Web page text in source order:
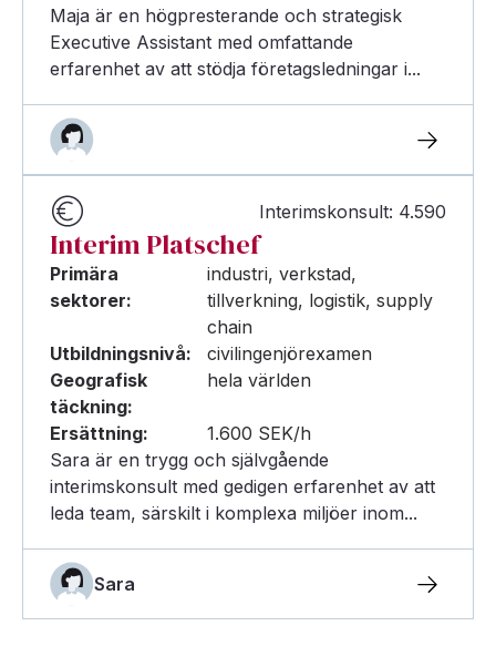
Maja är en högpresterande och strategisk
Executive Assistant med omfattande
erfarenhet av att stödja företagsledningar i...
Interimskonsult: 4.590
Interim Platschef
Primära
sektorer:
industri, verkstad,
tillverkning, logistik, supply
chain
Utbildningsnivå:
civilingenjörexamen
Geografisk
täckning:
hela världen
Ersättning:
1.600 SEK/h
Sara är en trygg och självgående
interimskonsult med gedigen erfarenhet av att
leda team, särskilt i komplexa miljöer inom...
Sara